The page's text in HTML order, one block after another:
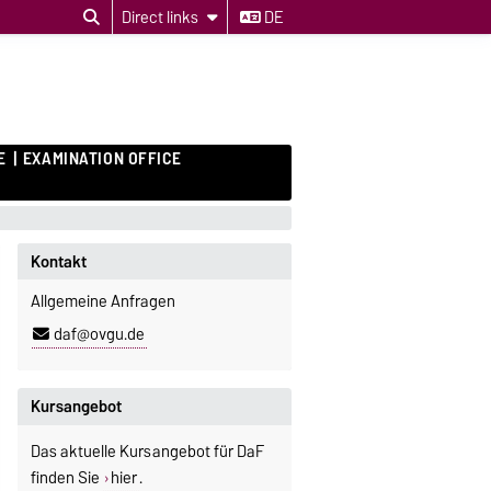
Direct links DE
EXAMINATION OFFICE
Kontakt
Allgemeine Anfragen
daf@ovgu.de
Kursangebot
Das aktuelle Kursangebot für DaF
finden Sie hier.